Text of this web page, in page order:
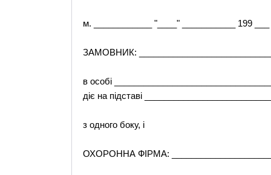
м. ____________ "____" ___________ 199 ___
ЗАМОВНИК:
в особі
діє на підставі
з одного боку, і
ОХОРОННА ФІРМА: